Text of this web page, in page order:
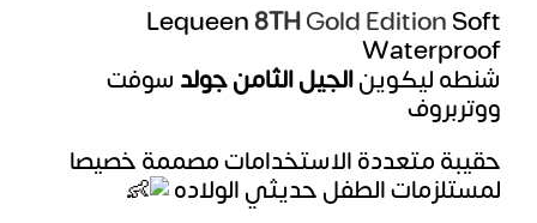
Lequeen8THGold EditionSoft
Waterproof
شنطه ليكوينالجيل الثامن جولد سوفت
ووتربروف
حقيبة متعددة الاستخدامات مصممة خصيصا
لمستلزمات الطفل حديثي الولاده